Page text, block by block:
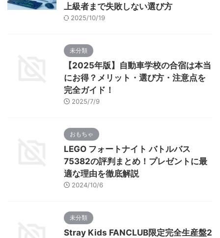
上級者まで失敗しない選び方
2025/10/19
未分類
【2025年版】自動車学校の合宿は本当
にお得？メリット・選び方・注意点を
完全ガイド！
2025/7/9
おもちゃ
LEGO フォートナイト バトルバス
75382の評判まとめ！プレゼントに最
適な理由を徹底解説
2024/10/6
未分類
Stray Kids FANCLUB限定完全生産盤2